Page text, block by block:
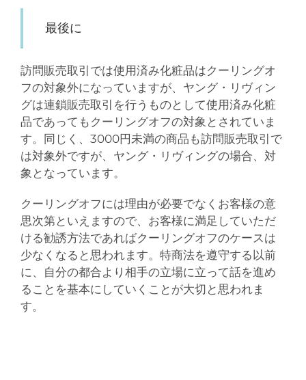
最後に
訪問販売取引では使用済み化粧品はクーリングオ
フの対象外になっていますが、ヤング・リヴィン
グは連鎖販売取引を行うものとして使用済み化粧
品であってもクーリングオフの対象とされていま
す。同じく、3000円未満の商品も訪問販売取引で
は対象外ですが、ヤング・リヴィングの場合、対
象となっています。
クーリングオフには理由が必要でなくお客様の意
思次第といえますので、お客様に満足していただ
ける勧誘方法であればクーリングオフのケースは
少なくなると思われます。特商法を遵守する以前
に、自分の都合より相手の立場に立って話を進め
ることを基本にしていくことが大切と思われま
す。